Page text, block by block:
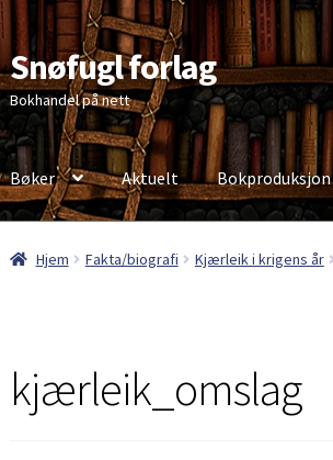
Hopp
til
navigasjon
Hopp
til
innhold
Snøfugl forlag
Bokhandel på nett
Bøker Aktuelt Bokproduksjon
Hjem Aktuelt Antikvariske bøker Handlekurv
Hjem Fakta/biografi Kjærleik i krigens år
kjærleik_omslag